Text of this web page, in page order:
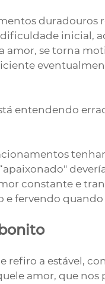
inicial,
amor, se torna
entendendo
constante e
e fervendo
refiro a estável,
amor, que